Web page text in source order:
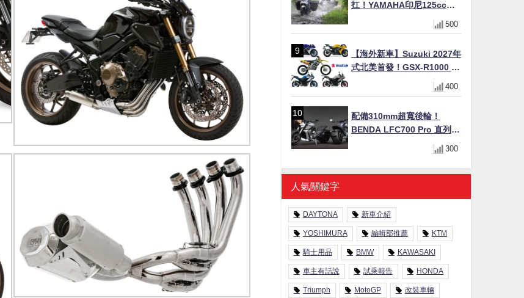
扛！YAMAHA印尼125cc速
克達Gear Ultima 2740公里
耐操實測
500
【海外新車】Suzuki 2027年
式北美首發！GSX-R1000 40
週年紀念×SV-7GX新款跨界
車×RM-Z450 Ken Roczen
400
配備310mm超寬後輪！
BENDA LFC700 Pro 直列四
缸巡航車挑戰歐洲市場
300
人氣關鍵字
DAYTONA 新車介紹
YOSHIMURA 編輯部推薦 KTM
騎士用品 BMW KAWASAKI
車主有話說 試乘報告 HONDA
Triumph MotoGP 改裝車輛